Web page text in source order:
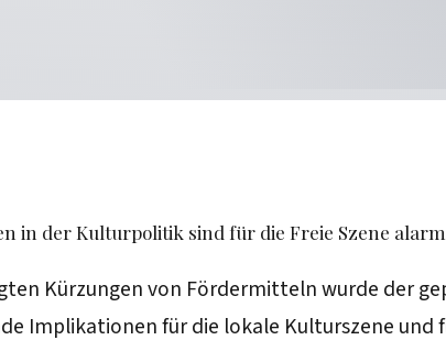
in der Kulturpolitik sind für die Freie Szene
Kürzungen von Fördermitteln wurde der
Implikationen für die lokale Kulturszene